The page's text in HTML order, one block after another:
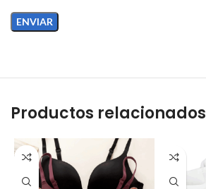
Productos relacionados